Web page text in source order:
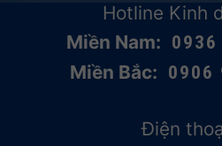
Hotline Kinh
Miền Nam: 0936
Miền Bắc: 0906
Điện